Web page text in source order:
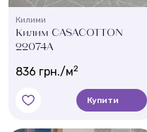
Килими
Килим CASACOTTON
22074A
836 грн./м2
Купити